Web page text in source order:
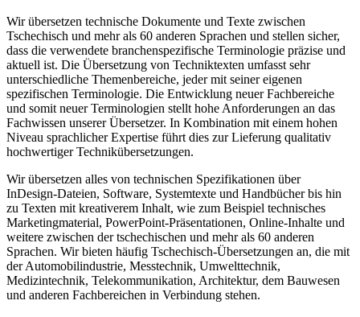
Wir übersetzen technische Dokumente und Texte zwischen
Tschechisch und mehr als 60 anderen Sprachen und stellen sicher,
dass die verwendete branchenspezifische Terminologie präzise und
aktuell ist. Die Übersetzung von Techniktexten umfasst sehr
unterschiedliche Themenbereiche, jeder mit seiner eigenen
spezifischen Terminologie. Die Entwicklung neuer Fachbereiche
und somit neuer Terminologien stellt hohe Anforderungen an das
Fachwissen unserer Übersetzer. In Kombination mit einem hohen
Niveau sprachlicher Expertise führt dies zur Lieferung qualitativ
hochwertiger Technikübersetzungen.
Wir übersetzen alles von technischen Spezifikationen über
InDesign-Dateien, Software, Systemtexte und Handbücher bis hin
zu Texten mit kreativerem Inhalt, wie zum Beispiel technisches
Marketingmaterial, PowerPoint-Präsentationen, Online-Inhalte und
weitere zwischen der tschechischen und mehr als 60 anderen
Sprachen. Wir bieten häufig Tschechisch-Übersetzungen an, die mit
der Automobilindustrie, Messtechnik, Umwelttechnik,
Medizintechnik, Telekommunikation, Architektur, dem Bauwesen
und anderen Fachbereichen in Verbindung stehen.